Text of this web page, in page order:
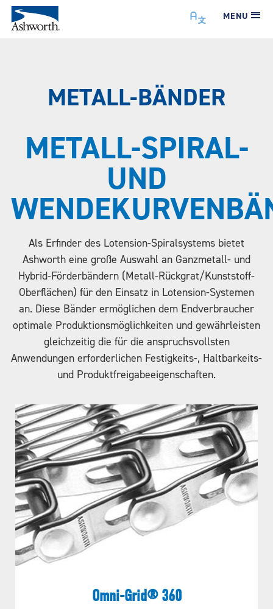
MENU
METALL-BÄNDER
METALL-SPIRAL-
UND
Als Erfinder des Lotension-Spiralsystems bietet
Ashworth eine große Auswahl an Ganzmetall- und
Hybrid-Förderbändern (Metall-Rückgrat/Kunststoff-
Oberflächen) für den Einsatz in Lotension-Systemen
an. Diese Bänder ermöglichen dem Endverbraucher
optimale Produktionsmöglichkeiten und gewährleisten
gleichzeitig die für die anspruchsvollsten
Anwendungen erforderlichen Festigkeits-, Haltbarkeits-
und Produktfreigabeeigenschaften.
Omni-Grid® 360